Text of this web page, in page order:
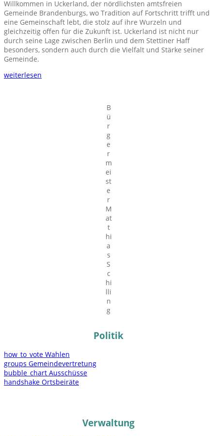
Willkommen in Uckerland, der nördlichsten amtsfreien
Gemeinde Brandenburgs, wo Tradition auf Fortschritt trifft und
eine Gemeinschaft lebt, die stolz auf ihre Wurzeln und
gleichzeitig offen für die Zukunft ist. Uckerland ist nicht nur
durch seine Lage zwischen Berlin und dem Stettiner Haff
besonders, sondern auch durch die Vielfalt und Stärke seiner
Gemeinde.
weiterlesen
B
ü
r
g
e
r
m
ei
st
e
r
M
at
t
hi
a
s
S
c
hi
lli
n
g
Politik
how_to_vote Wahlen
groups Gemeindevertretung
bubble_chart Ausschüsse
handshake Ortsbeiräte
Verwaltung